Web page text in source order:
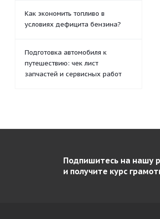
Как экономить топливо в
условиях дефицита бензина?
Подготовка автомобиля к
путешествию: чек лист
запчастей и сервисных работ
Подпишитесь на нашу
и получите курс